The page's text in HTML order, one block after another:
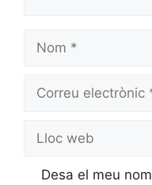
electrònic
web
Desa el meu